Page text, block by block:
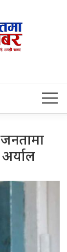
जनतामा